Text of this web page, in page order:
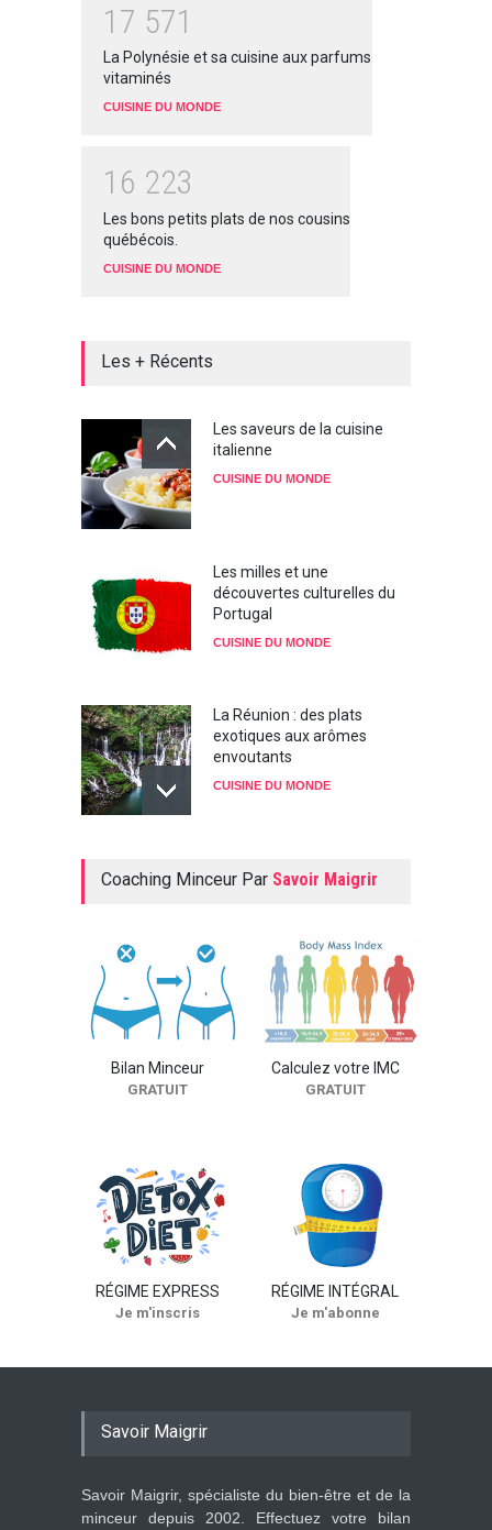
1 7 571
La Polynésie et sa cuisine aux parfums
vitaminés
CUISINE DU MONDE
1 6 223
Les bons petits plats de nos cousins
québécois.
CUISINE DU MONDE
Les + Récents
Les saveurs de la cuisine
italienne
CUISINE DU MONDE
Les milles et une
découvertes culturelles du
Portugal
CUISINE DU MONDE
La Réunion : des plats
exotiques aux arômes
envoutants
CUISINE DU MONDE
cousins québécois.
L'Afrique : Sauvage, chaude
et épicée
Coaching Minceur Par Savoir Maigrir
Bilan Minceur
GRATUIT
Calculez votre IMC
GRATUIT
RÉGIME EXPRESS
Je m'inscris
RÉGIME INTÉGRAL
Je m'abonne
Savoir Maigrir
Savoir Maigrir, spécialiste du bien-être et de la
minceur depuis 2002. Effectuez votre bilan